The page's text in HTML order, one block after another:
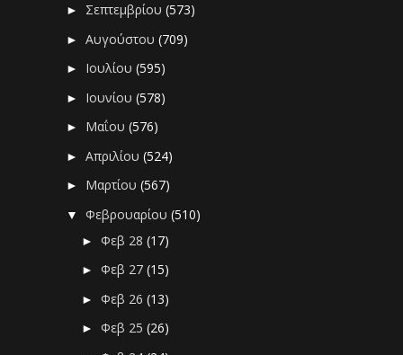
► Σεπτεμβρίου(573)
►Αυγούστου(709)
► Ιουλίου(595)
► Ιουνίου(578)
► Μαΐου(576)
►Απριλίου(524)
► Μαρτίου(567)
▼Φεβρουαρίου(510)
►Φεβ 28(17)
►Φεβ 27(15)
►Φεβ 26(13)
►Φεβ 25(26)